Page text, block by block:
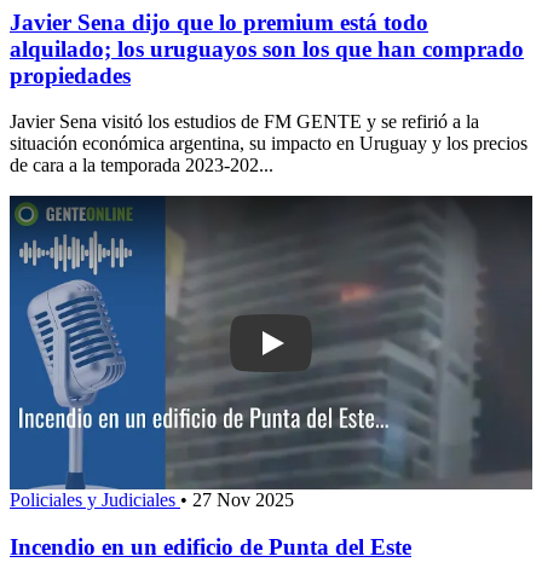
Javier Sena dijo que lo premium está todo
alquilado; los uruguayos son los que han comprado
propiedades
Javier Sena visitó los estudios de FM GENTE y se refirió a la
situación económica argentina, su impacto en Uruguay y los precios
de cara a la temporada 2023-202...
Play: Incendio en un edificio de Punta
Policiales y Judiciales • 27 Nov 2025
Incendio en un edificio de Punta del Este